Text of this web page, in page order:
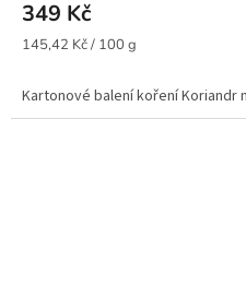
349 Kč
Měrná
145,42 Kč / 100 g
Kartonové balení koření Koriandr